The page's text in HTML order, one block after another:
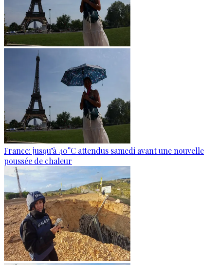
France: jusqu’à 40°C attendus samedi avant une nouvelle
poussée de chaleur